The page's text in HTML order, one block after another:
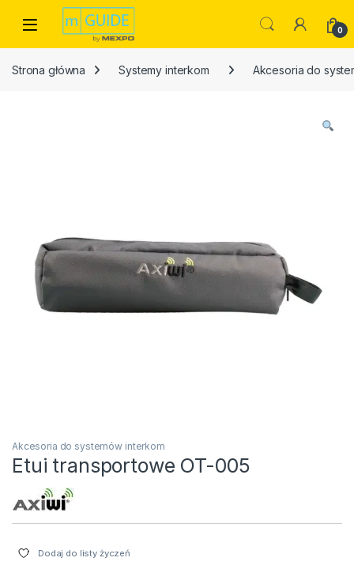
Skip to navigation
Skip to content
Open 0
Strona główna Systemy interkom Akcesoria do
Akcesoria do systemów interkom
Etui transportowe OT-005
Dodaj do listy życzeń